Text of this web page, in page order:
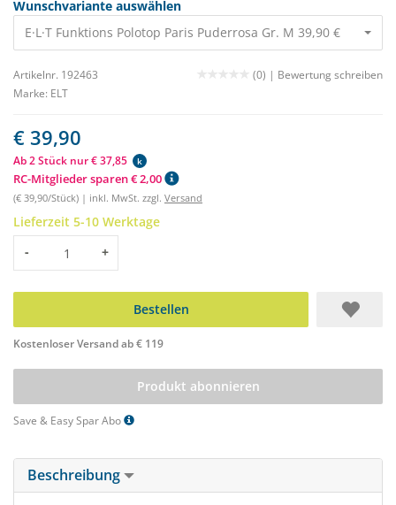
Wunschvariante auswählen
E·L·T Funktions Polotop Paris Puderrosa Gr. M 39,90 €
Artikelnr. 192463 (0) | Bewertung schreiben
Marke: ELT
€ 39,90
Ab 2 Stück nur € 37,85 k
RC-Mitglieder sparen € 2,00
(€ 39,90/Stück) | inkl. MwSt. zzgl. Versand
Lieferzeit 5-10 Werktage
Menge
- +
Bestellen
Kostenloser Versand ab € 119
Produkt abonnieren
Save & Easy Spar Abo
Beschreibung